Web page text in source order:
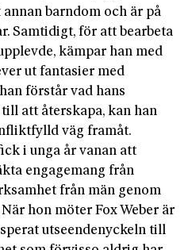
barndom och är på
Samtidigt, för att bearbeta
kämpar han med
ut fantasier med
förstår vad hans
att återskapa, kan han
väg framåt.
i unga år vanan att
engagemang från
från män genom
hon möter Fox Weber är
utseendenyckeln till